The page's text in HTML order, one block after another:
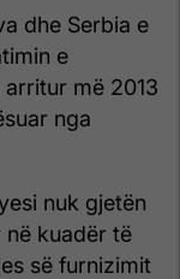
dhe Serbia e
e
më 2013
nga
nuk gjetën
në kuadër të
së furnizimit